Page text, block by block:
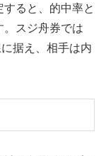
ると、的中率と
。スジ舟券では
据え、相手は内